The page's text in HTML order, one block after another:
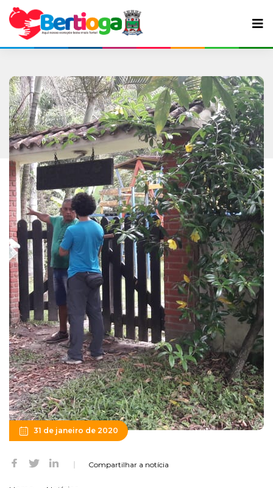
31 de janeiro de 2020
Compartilhar a notícia